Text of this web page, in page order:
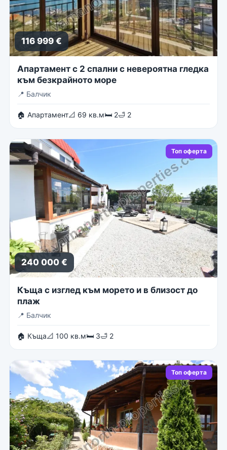
116 999 €
Апартамент с 2 спални с невероятна гледка
към безкрайното море
📍 Балчик
🏠 Апартамент📐 69 кв.м🛏 2🛁 2
Топ оферта
240 000 €
Къща с изглед към морето и в близост до
плаж
📍 Балчик
🏠 Къща📐 100 кв.м🛏 3🛁 2
Топ оферта